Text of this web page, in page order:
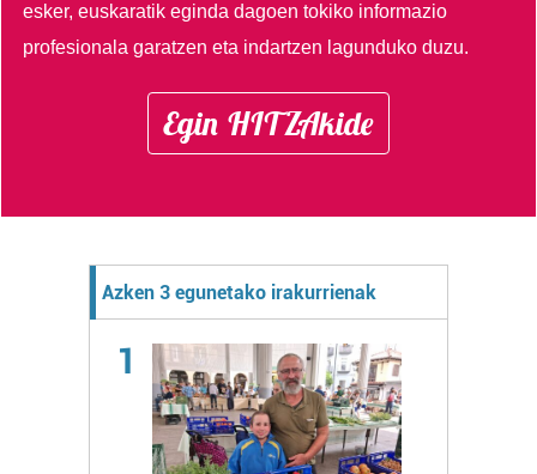
esker, euskaratik eginda dagoen tokiko informazio
profesionala garatzen eta indartzen lagunduko duzu.
Egin HITZAkide
Azken 3 egunetako irakurrienak
1